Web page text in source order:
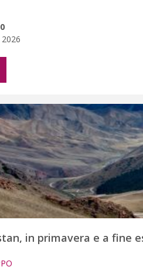
in primavera e a fine